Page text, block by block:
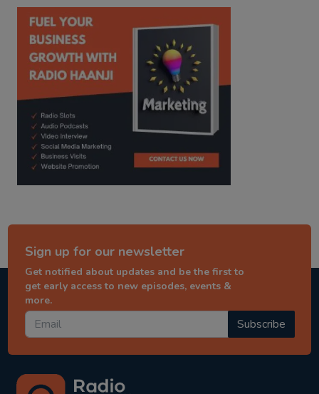
kitaab kahani punjabi story
Sign up for our newsletter
Get notified about updates and be the first to
get early access to new episodes, events &
more.
Subscribe